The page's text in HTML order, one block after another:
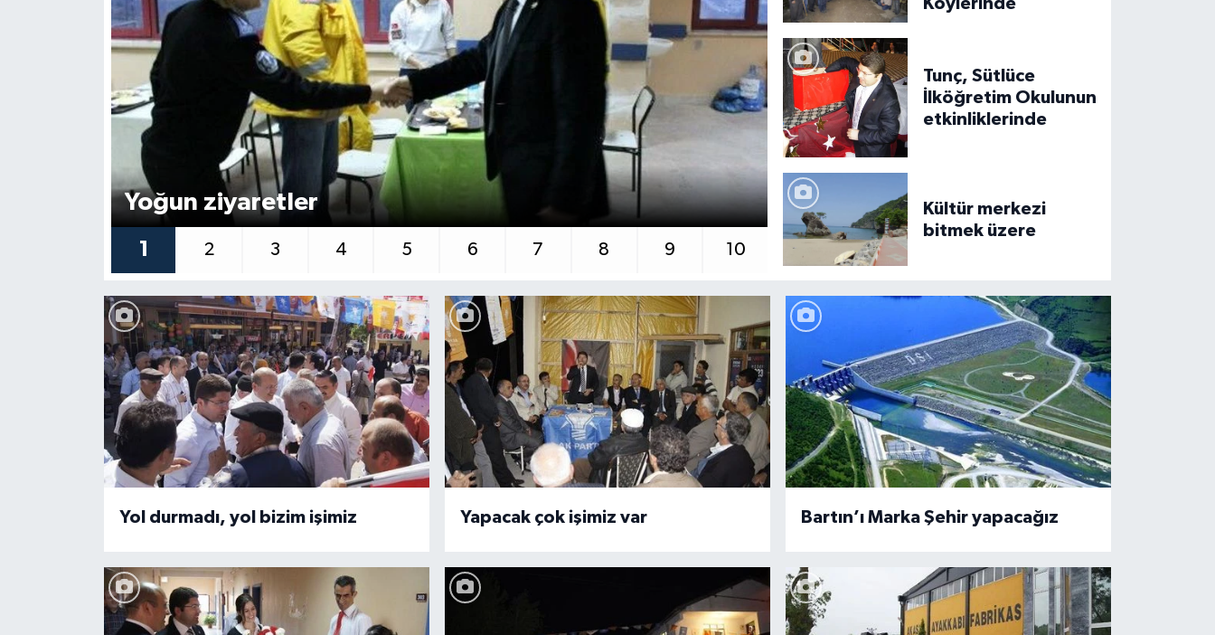
Yoğun ziyaretler Tunç Kozcağız'da
1 2 3 4 5 6 7 8 9 10
Tunç, Sütlüce
İlköğretim Okulunun
etkinliklerinde
Kültür merkezi
bitmek üzere
Yol durmadı, yol bizim işimiz Yapacak çok işimiz var Bartın’ı Marka Şehir yapacağız
Sivil Toplum
Yerel Yönetimler